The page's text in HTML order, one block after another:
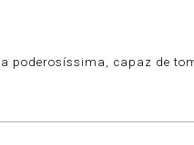
poderosíssima, capaz de